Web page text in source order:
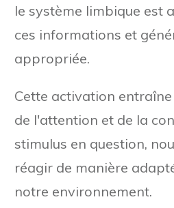
le système limbique est
ces informations et
appropriée.
Cette activation
de l'attention et de la
stimulus en question,
réagir de manière
notre environnement.